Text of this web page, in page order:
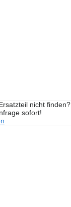
nicht finden?
sofort!